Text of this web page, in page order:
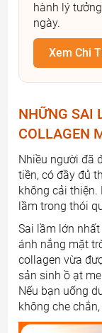
hành lý
ngày.
Xem Chi
NHỮNG SAI
COLLAGEN
Nhiều người đã
tiền, có đầy đủ
không cải
lầm trong thói
Sai lầm lớn
ánh nắng mặt
collagen vừa
sản sinh ồ ạt
Nếu bạn uống
không che